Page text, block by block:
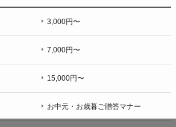
3,000円〜
7,000円〜
15,000円〜
お中元・お歳暮ご贈答マナー